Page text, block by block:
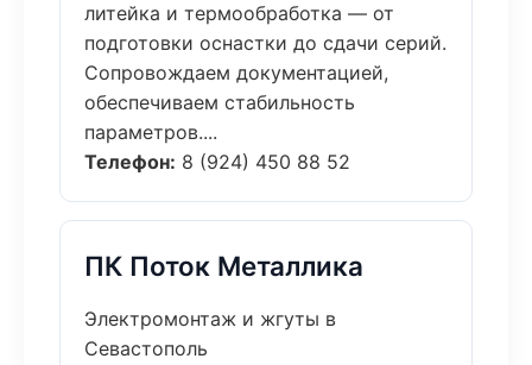
литейка и термообработка — от
подготовки оснастки до сдачи серий.
Сопровождаем документацией,
обеспечиваем стабильность
параметров....
Телефон: 8 (924) 450 88 52
ПК Поток Металлика
Электромонтаж и жгуты в
Севастополь